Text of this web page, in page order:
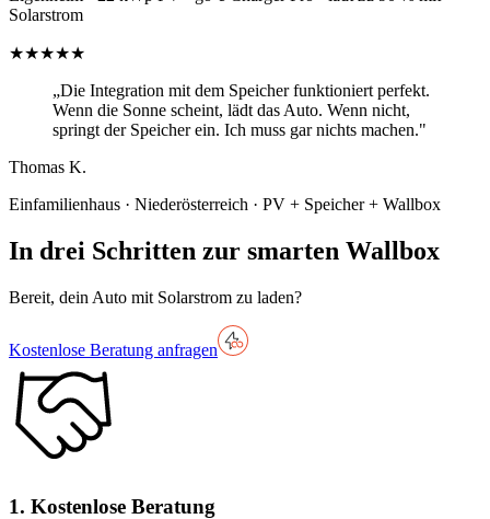
Solarstrom
★★★★★
„Die Integration mit dem Speicher funktioniert perfekt.
Wenn die Sonne scheint, lädt das Auto. Wenn nicht,
springt der Speicher ein. Ich muss gar nichts machen."
Thomas K.
Einfamilienhaus · Niederösterreich · PV + Speicher + Wallbox
In drei Schritten zur smarten Wallbox
Bereit, dein Auto mit Solarstrom zu laden?
Kostenlose Beratung anfragen
1. Kostenlose Beratung